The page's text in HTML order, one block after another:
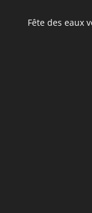
Fête des eaux